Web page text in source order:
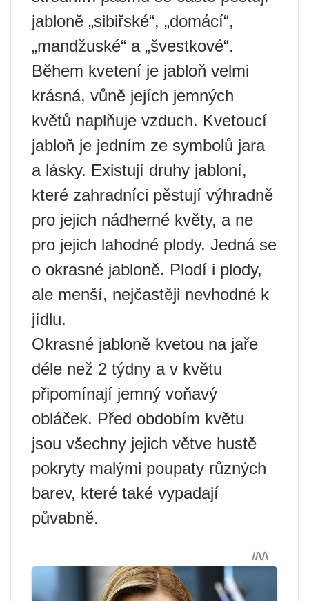
jabloně „sibiřské“, „domácí“,
„mandžuské“ a „švestkové“.
Během kvetení je jabloň velmi
krásná, vůně jejích jemných
květů naplňuje vzduch. Kvetoucí
jabloň je jedním ze symbolů jara
a lásky. Existují druhy jabloní,
které zahradníci pěstují výhradně
pro jejich nádherné květy, a ne
pro jejich lahodné plody. Jedná se
o okrasné jabloně. Plodí i plody,
ale menší, nejčastěji nevhodné k
jídlu.
Okrasné jabloně kvetou na jaře
déle než 2 týdny a v květu
připomínají jemný voňavý
obláček. Před obdobím květu
jsou všechny jejich větve hustě
pokryty malými poupaty různých
barev, které také vypadají
půvabně.